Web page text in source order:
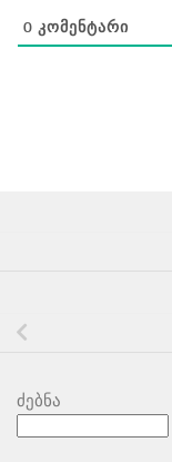
0 ᲙᲝᲛᲔᲜᲢᲐᲠᲘ
ძებნა